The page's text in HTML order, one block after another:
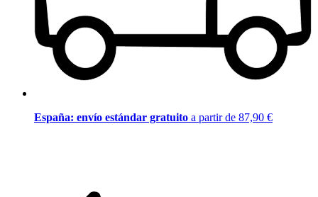
España: envío estándar gratuito a partir de 87,90 €